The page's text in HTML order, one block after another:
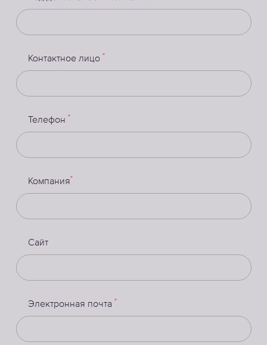
Контактное лицо *
Телефон *
Компания*
Сайт
Электронная почта *